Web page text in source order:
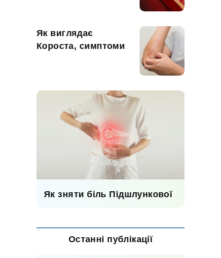
Як виглядає
Короста, симптоми
Як зняти біль Підшлункової
Останні публікації